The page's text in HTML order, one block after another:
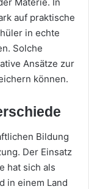
auf praktische
in echte
Solche
Ansätze zur
können.
Bildung
Der Einsatz
hat sich als
in einem Land